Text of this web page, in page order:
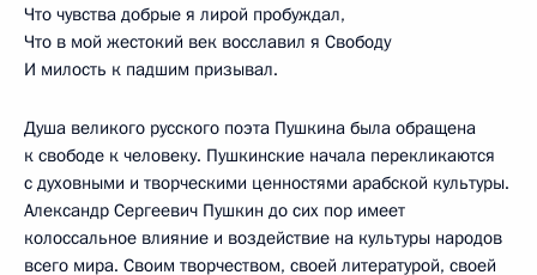
Что чувства добрые я лирой пробуждал,
Что в мой жестокий век восславил я Свободу
И милость к падшим призывал.
Душа великого русского поэта Пушкина была обращена
к свободе к человеку. Пушкинские начала перекликаются
с духовными и творческими ценностями арабской культуры.
Александр Сергеевич Пушкин до сих пор имеет
колоссальное влияние и воздействие на культуры народов
всего мира. Своим творчеством, своей литературой, своей